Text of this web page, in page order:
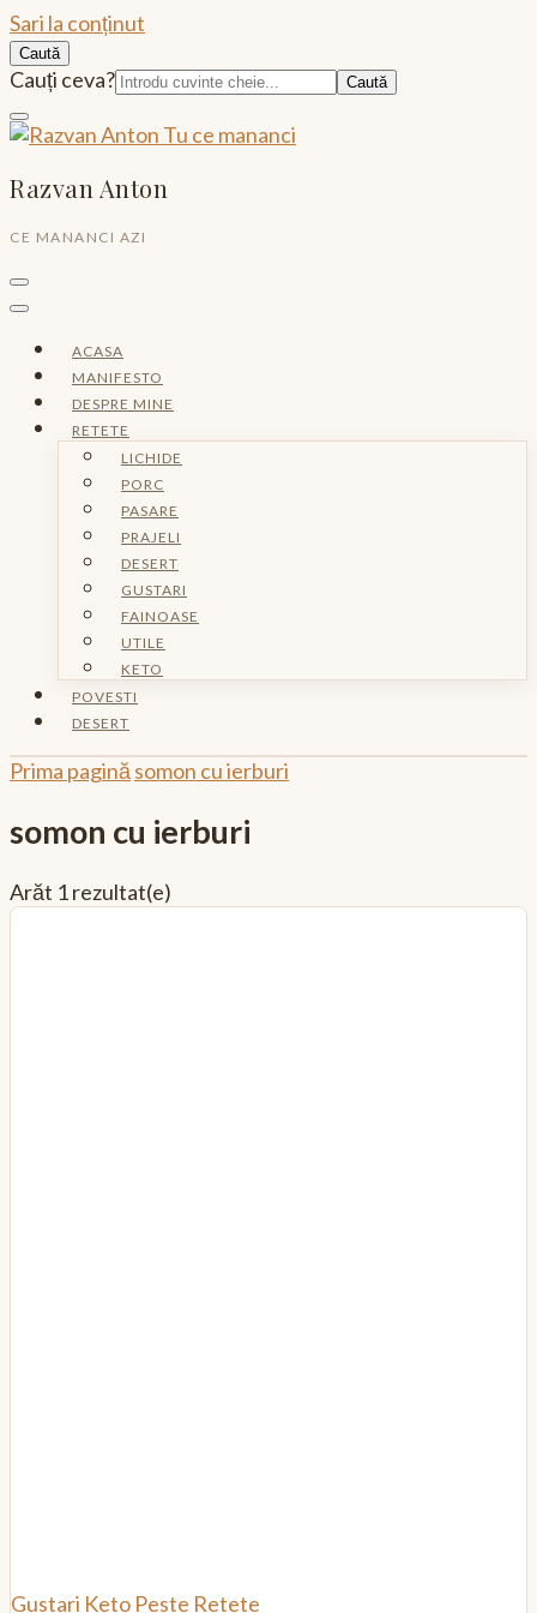
Sari la conținut
Caută
Caută:
Cauți ceva?
Razvan Anton
CE MANANCI AZI
ACASA
MANIFESTO
DESPRE MINE
RETETE
LICHIDE
PORC
PASARE
PRAJELI
DESERT
GUSTARI
FAINOASE
UTILE
KETO
POVESTI
DESERT
Prima pagină somon cu ierburi
somon cu ierburi
Arăt 1 rezultat(e)
Gustari Keto Peste Retete